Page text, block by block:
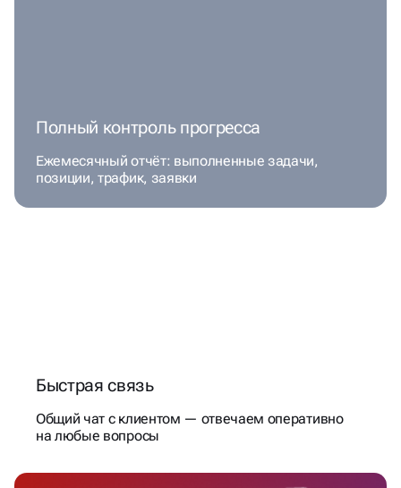
Полный контроль прогресса
Ежемесячный отчёт: выполненные задачи,
позиции, трафик, заявки
Быстрая связь
Общий чат с клиентом — отвечаем оперативно
на любые вопросы